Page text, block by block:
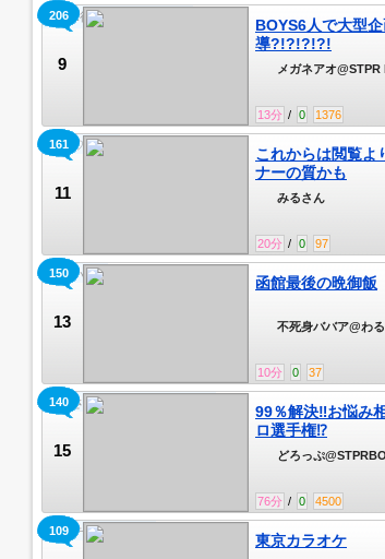
9
BOYS6人で大型
導?!?!?!?!
STPR後輩 最強歌い手👓🟦
13分 / 0 1376
メガネアオ@STPR
206
11
これからは閲覧よ
ナーの質かも
みる♡キャス
20分 / 0 97
みるさん
161
13
函館最後の晩御飯
わるいわよ
10分 0 37
不死身ババア@わ
150
15
99％解決‼お悩み
ロ選手権⁉
初見さん軽率に推してください
76分 / 0 4500
どろっぷ
140
東京カラオケ
声カテのひとりごと
109